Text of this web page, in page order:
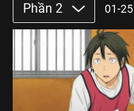
Phần 2 01-25